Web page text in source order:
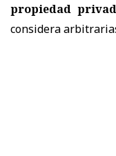
propiedad
considera